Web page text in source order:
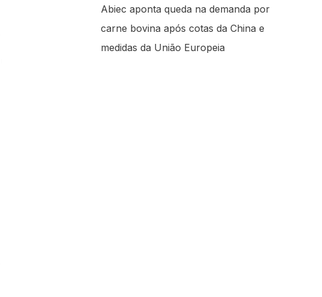
Abiec aponta queda na demanda por
carne bovina após cotas da China e
medidas da União Europeia